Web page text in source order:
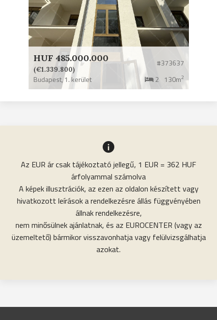
HUF 485.000.000
(€1.339.800)
#373637
Budapest,1. kerület 2 130m2
Az EUR ár csak tájékoztató jellegű, 1 EUR = 362 HUF
árfolyammal számolva
A képek illusztrációk, az ezen az oldalon készített vagy
hivatkozott leírások a rendelkezésre állás függvényében
állnak rendelkezésre,
nem minősülnek ajánlatnak, és az EUROCENTER (vagy az
üzemeltető) bármikor visszavonhatja vagy felülvizsgálhatja
azokat.